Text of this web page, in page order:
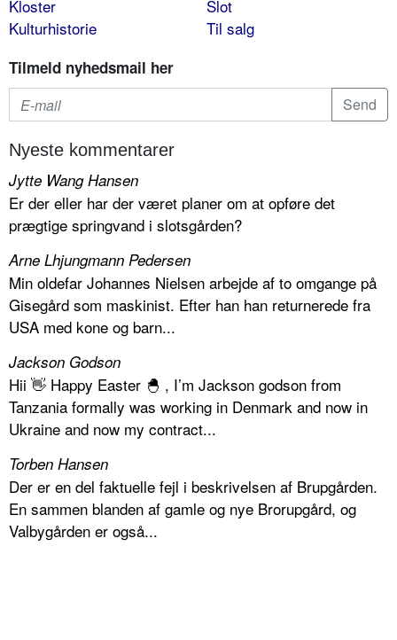
Kloster
Kulturhistorie
Slot
Til salg
Tilmeld nyhedsmail her
Nyeste kommentarer
Jytte Wang Hansen
Er der eller har der været planer om at opføre det
prægtige springvand i slotsgården?
Arne Lhjungmann Pedersen
Min oldefar Johannes Nielsen arbejde af to omgange på
Gisegård som maskinist. Efter han han returnerede fra
USA med kone og barn...
Jackson Godson
Hii 👋 Happy Easter 🐣 , I’m Jackson godson from
Tanzania formally was working in Denmark and now in
Ukraine and now my contract...
Torben Hansen
Der er en del faktuelle fejl i beskrivelsen af Brupgården.
En sammen blanden af gamle og nye Brorupgård, og
Valbygården er også...